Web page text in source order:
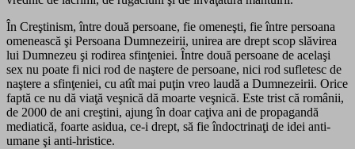
În Creştinism, între două persoane, fie omeneşti, fie între persoana
omenească şi Persoana Dumnezeirii, unirea are drept scop slăvirea
lui Dumnezeu şi rodirea sfinţeniei. Între două persoane de acelaşi
sex nu poate fi nici rod de naştere de persoane, nici rod sufletesc de
naştere a sfinţeniei, cu atît mai puţin vreo laudă a Dumnezeirii. Orice
faptă ce nu dă viaţă veşnică dă moarte veşnică. Este trist că românii,
de 2000 de ani creştini, ajung în doar caţiva ani de propagandă
mediatică, foarte asidua, ce-i drept, să fie îndoctrinaţi de idei anti-
umane şi anti-hristice.